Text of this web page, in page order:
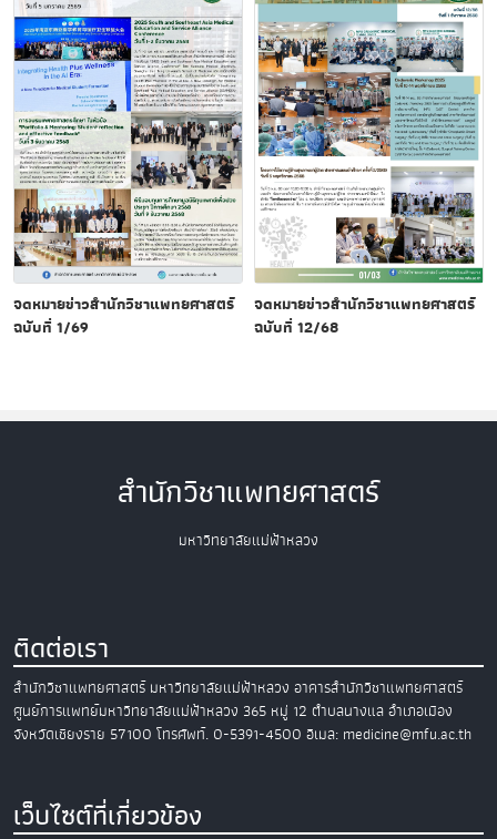
จดหมายข่าวสำนักวิชาแพทยศาสตร์
ฉบับที่ 1/69
จดหมายข่าวสำนักวิชาแพทยศาสตร์
ฉบับที่ 12/68
สำนักวิชาแพทยศาสตร์
มหาวิทยาลัยแม่ฟ้าหลวง
ติดต่อเรา
สำนักวิชาแพทยศาสตร์ มหาวิทยาลัยแม่ฟ้าหลวง อาคารสำนักวิชาแพทยศาสตร์
ศูนย์การแพทย์มหาวิทยาลัยแม่ฟ้าหลวง 365 หมู่ 12 ตำบลนางแล อำเภอเมือง
จังหวัดเชียงราย 57100 โทรศัพท์. 0-5391-4500 อีเมล: medicine@mfu.ac.th
เว็บไซต์ที่เกี่ยวข้อง